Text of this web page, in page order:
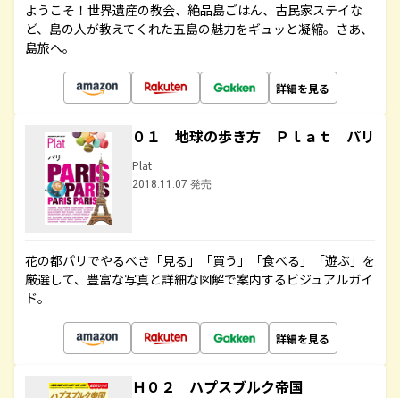
ようこそ！世界遺産の教会、絶品島ごはん、古民家ステイな
ど、島の人が教えてくれた五島の魅力をギュッと凝縮。さあ、
島旅へ。
詳細を見る
０１ 地球の歩き方 Ｐｌａｔ パリ
Plat
2018.11.07 発売
花の都パリでやるべき「見る」「買う」「食べる」「遊ぶ」を
厳選して、豊富な写真と詳細な図解で案内するビジュアルガイ
ド。
詳細を見る
Ｈ０２ ハプスブルク帝国